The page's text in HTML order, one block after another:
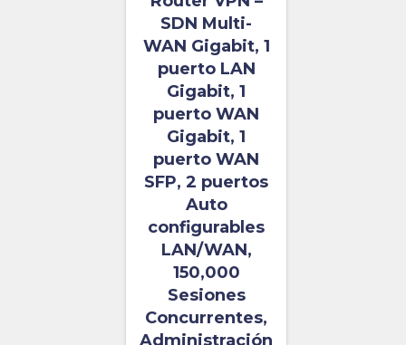
SDN Multi-
WAN Gigabit, 1
puerto LAN
Gigabit, 1
puerto WAN
Gigabit, 1
puerto WAN
SFP, 2 puertos
Auto
configurables
LAN/WAN,
150,000
Sesiones
Concurrentes,
Administración